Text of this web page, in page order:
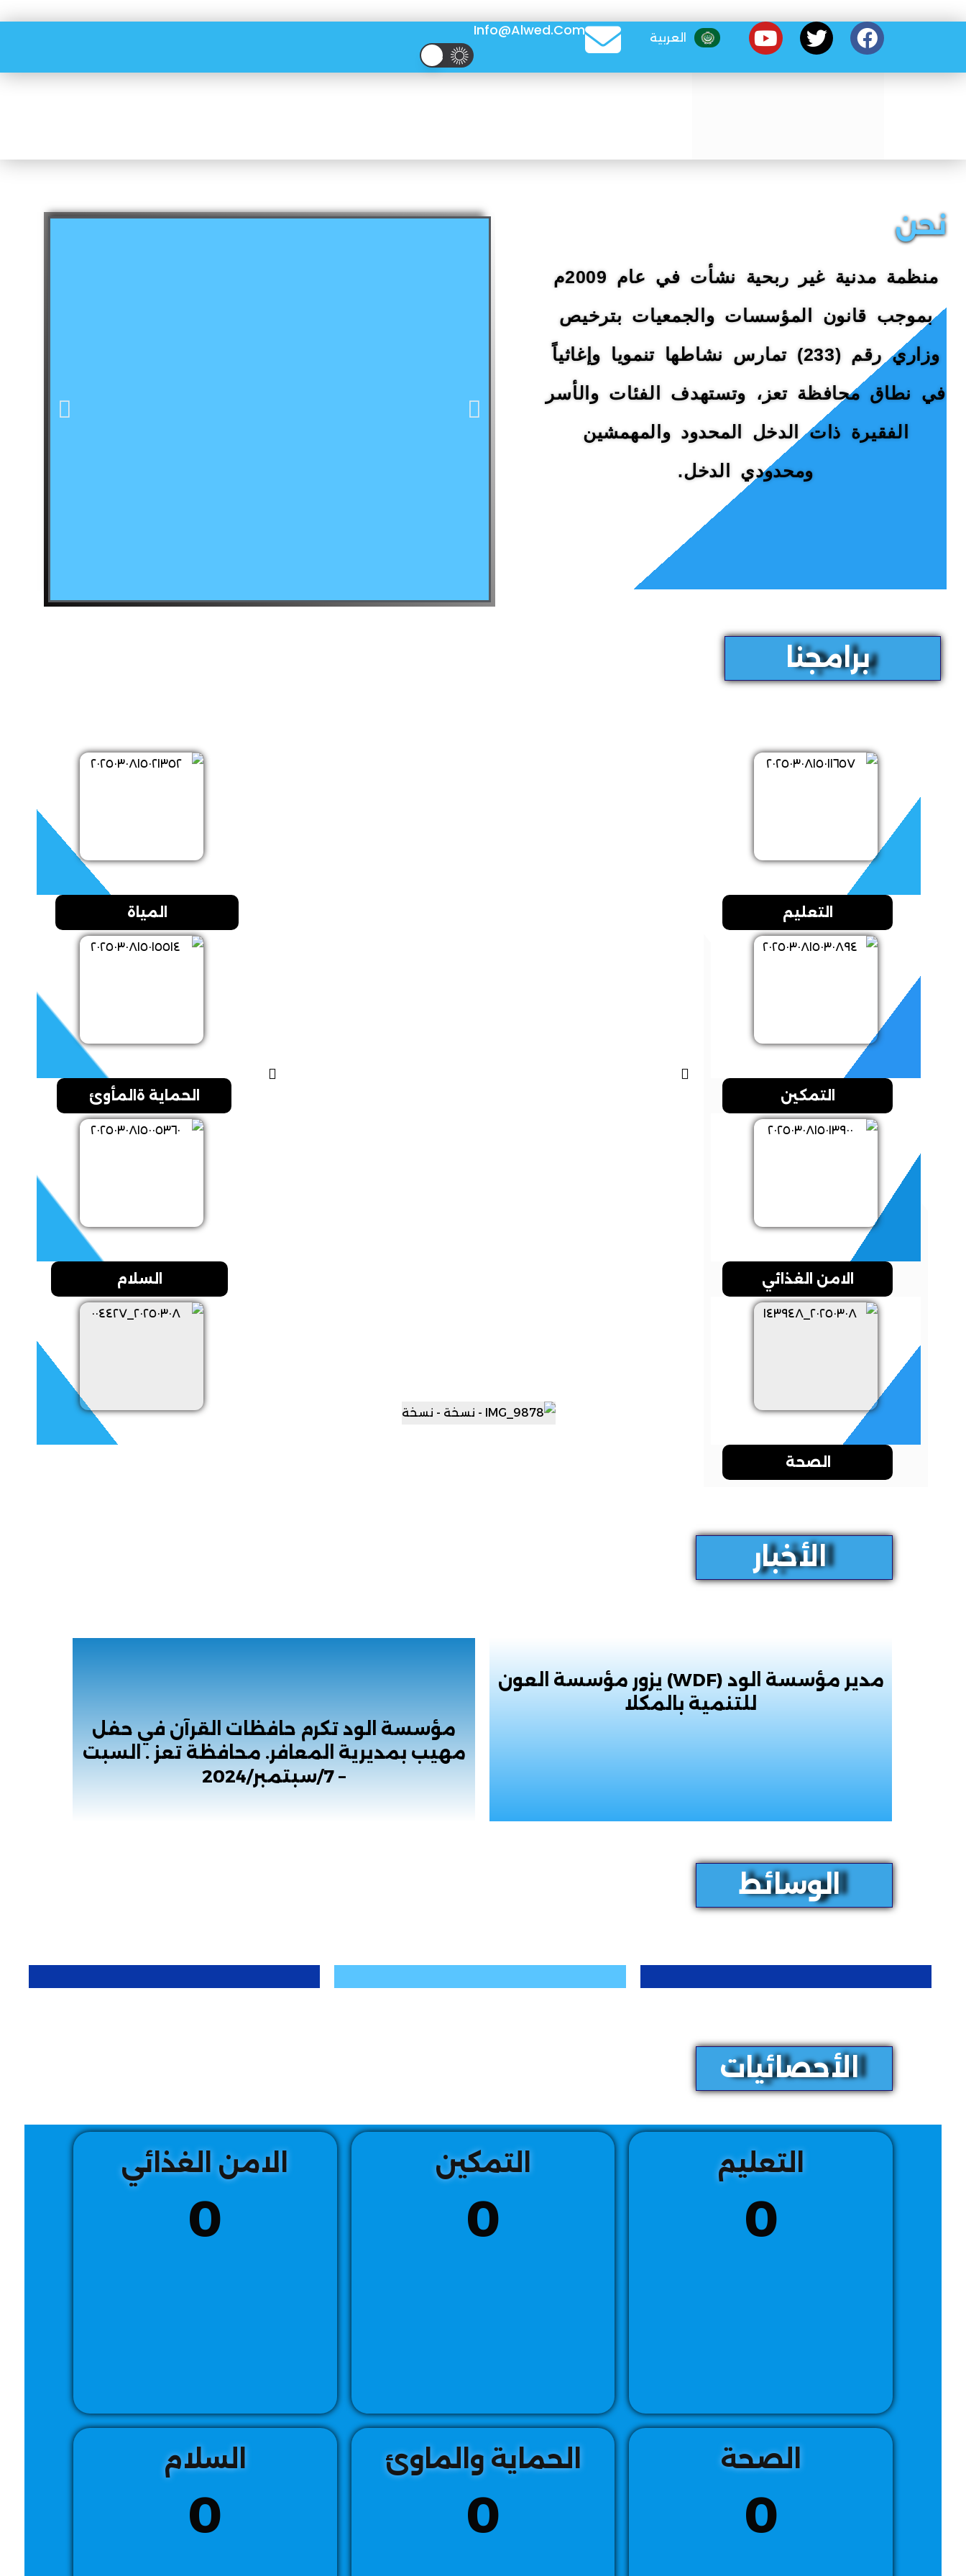
العربية Info@alwed.com
نحن
منظمة مدنية غير ربحية نشأت في عام 2009م
بموجب قانون المؤسسات والجمعيات بترخيص
وزاري رقم (233) تمارس نشاطها تنمويا وإغاثياً
في نطاق محافظة تعز، وتستهدف الفئات والأسر
الفقيرة ذات الدخل المحدود والمهمشين
ومحدودي الدخل.
برامجنا
التعليم
التمكين
الامن الغذائي
الصحة
المياة
الحماية ةالمأوئ
السلام
الأخبار
مدير مؤسسة الود (WDF) يزور مؤسسة العون
للتنمية بالمكلا
مؤسسة الود تكرم حافظات القرآن في حفل
مهيب بمديرية المعافر. محافظة تعز . السبت
– 7/سبتمبر/2024
الوسائط
الأحصائيات
التعليم
0
التمكين
0
الامن الغذائي
0
الصحة
0
الحماية والماوئ
0
السلام
0